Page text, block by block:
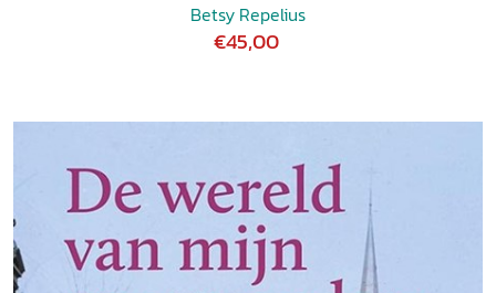
Betsy Repelius
€45,00